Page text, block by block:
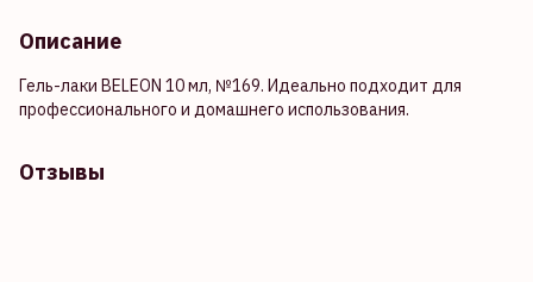
Описание
Гель-лаки BELEON 10 мл, №169. Идеально подходит для
профессионального и домашнего использования.
Отзывы